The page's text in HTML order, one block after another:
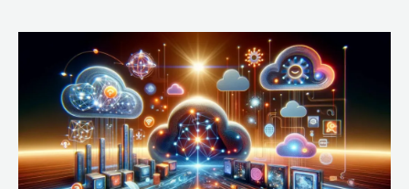
Nuvem:
Google
Cloud,